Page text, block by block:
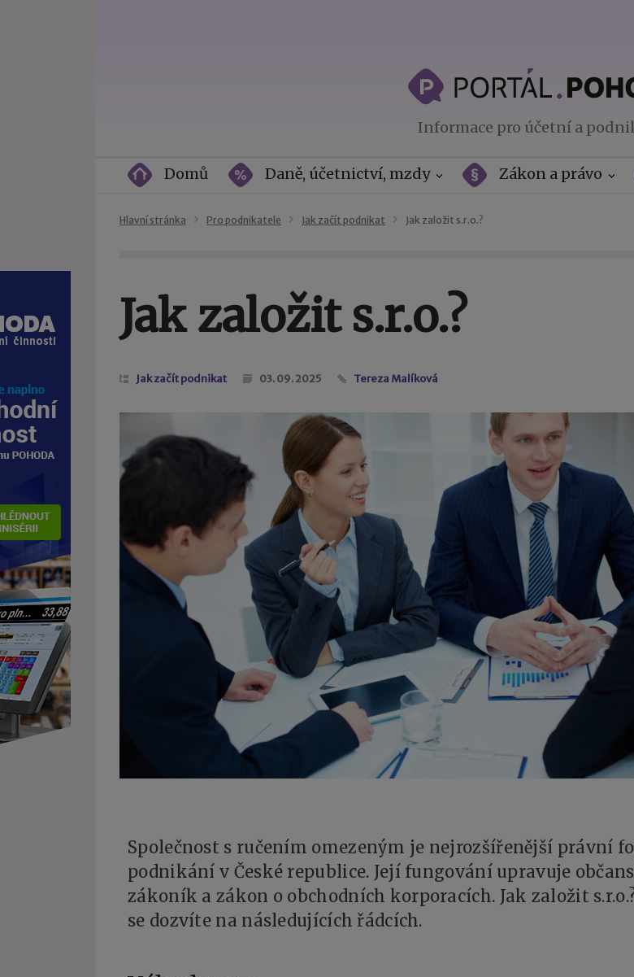
Informace pro účetní a
Domů Daně, účetnictví, mzdy Zákon a právo
Hlavní stránka Pro podnikatele Jak začít podnikat Jak založit s.r.o.?
Jak založit s.r.o.?
Jak začít podnikat 03. 09. 2025 Tereza Malíková
Společnost s ručením omezeným je nejrozšířenější právní
podnikání v České republice. Její fungování upravuje
zákoník a zákon o obchodních korporacích. Jak založit
se dozvíte na následujících řádcích.